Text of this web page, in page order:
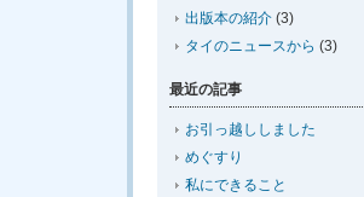
出版本の紹介 (3)
タイのニュースから (3)
最近の記事
お引っ越ししました
めぐすり
私にできること